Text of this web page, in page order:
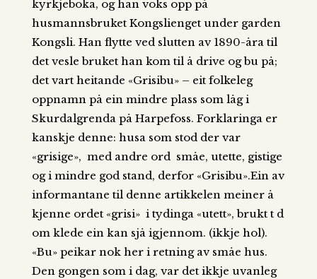
kyrkjeboka, og han voks opp på
husmannsbruket Kongslienget under garden
Kongsli. Han flytte ved slutten av 1890-åra til
det vesle bruket han kom til å drive og bu på;
det vart heitande «Grisibu» – eit folkeleg
oppnamn på ein mindre plass som låg i
Skurdalgrenda på Harpefoss. Forklaringa er
kanskje denne: husa som stod der var
«grisige», med andre ord småe, utette, gistige
og i mindre god stand, derfor «Grisibu».Ein av
informantane til denne artikkelen meiner å
kjenne ordet «grisi» i tydinga «utett», brukt t d
om klede ein kan sjå igjennom. (ikkje hol).
«Bu» peikar nok her i retning av småe hus.
Den gongen som i dag, var det ikkje uvanleg